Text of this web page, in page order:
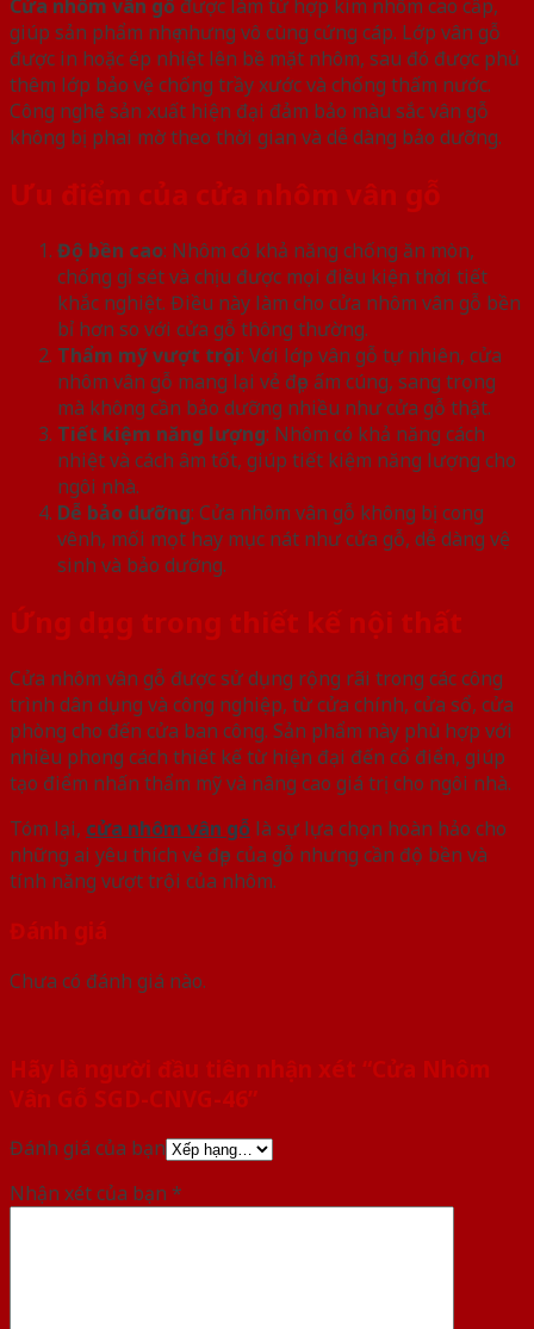
Cửa nhôm vân gỗ được làm từ hợp kim nhôm cao cấp,
giúp sản phẩm nhẹ nhưng vô cùng cứng cáp. Lớp vân gỗ
được in hoặc ép nhiệt lên bề mặt nhôm, sau đó được phủ
thêm lớp bảo vệ chống trầy xước và chống thấm nước.
Công nghệ sản xuất hiện đại đảm bảo màu sắc vân gỗ
không bị phai mờ theo thời gian và dễ dàng bảo dưỡng.
Ưu điểm của cửa nhôm vân gỗ
Độ bền cao: Nhôm có khả năng chống ăn mòn,
chống gỉ sét và chịu được mọi điều kiện thời tiết
khắc nghiệt. Điều này làm cho cửa nhôm vân gỗ bền
bỉ hơn so với cửa gỗ thông thường.
Thẩm mỹ vượt trội: Với lớp vân gỗ tự nhiên, cửa
nhôm vân gỗ mang lại vẻ đẹp ấm cúng, sang trọng
mà không cần bảo dưỡng nhiều như cửa gỗ thật.
Tiết kiệm năng lượng: Nhôm có khả năng cách
nhiệt và cách âm tốt, giúp tiết kiệm năng lượng cho
ngôi nhà.
Dễ bảo dưỡng: Cửa nhôm vân gỗ không bị cong
vênh, mối mọt hay mục nát như cửa gỗ, dễ dàng vệ
sinh và bảo dưỡng.
Ứng dụng trong thiết kế nội thất
Cửa nhôm vân gỗ được sử dụng rộng rãi trong các công
trình dân dụng và công nghiệp, từ cửa chính, cửa sổ, cửa
phòng cho đến cửa ban công. Sản phẩm này phù hợp với
nhiều phong cách thiết kế từ hiện đại đến cổ điển, giúp
tạo điểm nhấn thẩm mỹ và nâng cao giá trị cho ngôi nhà.
Tóm lại, cửa nhôm vân gỗ là sự lựa chọn hoàn hảo cho
những ai yêu thích vẻ đẹp của gỗ nhưng cần độ bền và
tính năng vượt trội của nhôm.
Đánh giá
Chưa có đánh giá nào.
Hãy là người đầu tiên nhận xét “Cửa Nhôm
Vân Gỗ SGD-CNVG-46”
Đánh giá của bạn
Nhận xét của bạn *